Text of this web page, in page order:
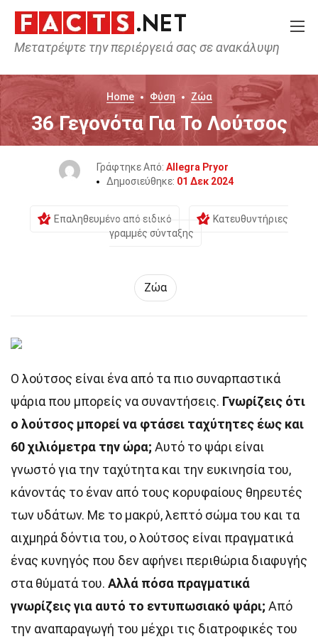
Μετατρέψτε την περιέργειά σας σε ανακάλυψη
Home Φύση Ζώα
36 Γεγονότα Για Το Λούτσος
Γράφτηκε Από: Allegra Pryor
Δημοσιεύθηκε: 01 Δεκ 2024
Επαληθευμένο από ειδικό
Κατευθυντήριες
γραμμές σύνταξης
Ζώα
Ο λούτσος είναι ένα από τα πιο συναρπαστικά
ψάρια που μπορείς να συναντήσεις. Γνωρίζεις ότι
ο λούτσος μπορεί να φτάσει ταχύτητες έως και
60 χιλιόμετρα την ώρα; Αυτό το ψάρι είναι
γνωστό για την ταχύτητα και την ευκινησία του,
κάνοντάς το έναν από τους κορυφαίους θηρευτές
των υδάτων. Με το μακρύ, λεπτό σώμα του και τα
αιχμηρά δόντια του, ο λούτσος είναι πραγματικά
ένας κυνηγός που δεν αφήνει περιθώρια διαφυγής
στα θύματά του. Αλλά πόσα πραγματικά
γνωρίζεις για αυτό το εντυπωσιακό ψάρι; Από
την αναπαραγωγή του μέχρι τις διατροφικές του